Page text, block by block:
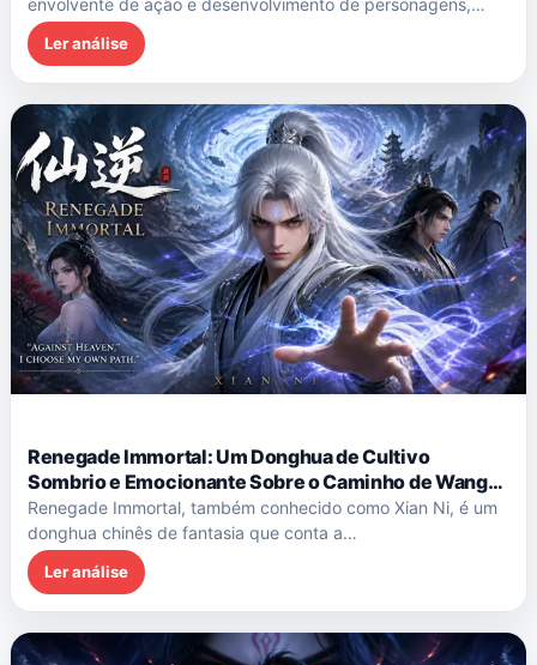
envolvente de ação e desenvolvimento de personagens,…
Ler análise
Renegade Immortal: Um Donghua de Cultivo
Sombrio e Emocionante Sobre o Caminho de Wang
Lin Contra o Destino
Renegade Immortal, também conhecido como Xian Ni, é um
donghua chinês de fantasia que conta a…
Ler análise